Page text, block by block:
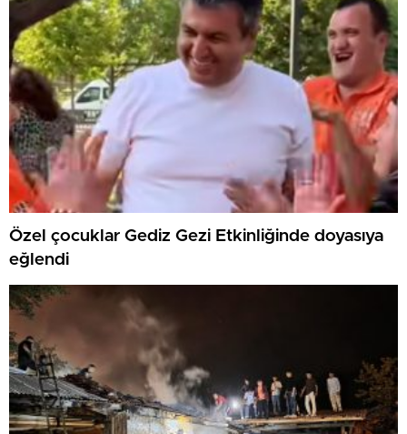
Özel çocuklar Gediz Gezi Etkinliğinde doyasıya
eğlendi